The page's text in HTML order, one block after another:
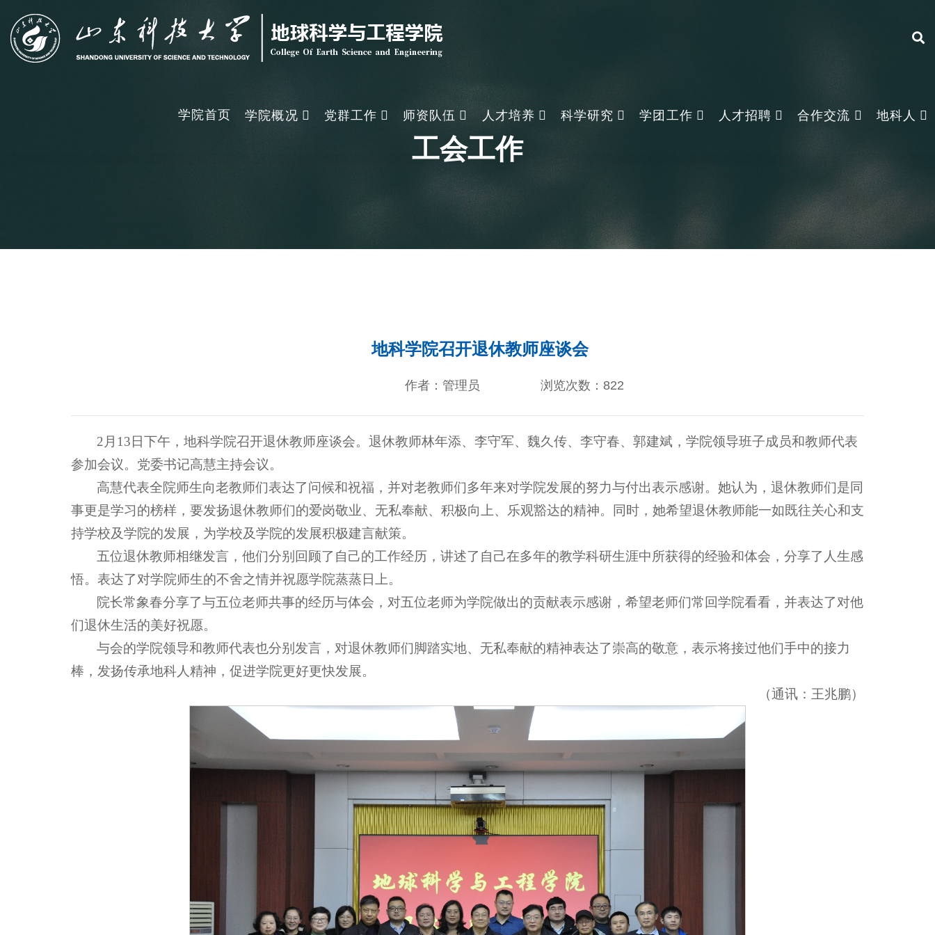
学院首页 学院概况 党群工作 师资队伍 人才培养 科学研究 学团工作 人才招聘 合作交流 地科人
工会工作
地科学院召开退休教师座谈会
作者：管理员 浏览次数： 822
2月13日下午，地科学院召开退休教师座谈会。退休教师林年添、李守军、魏久传、李守春、郭建斌，学院领导班子成员和教师代表
参加会议。党委书记高慧主持会议。
高慧代表全院师生向老教师们表达了问候和祝福，并对老教师们多年来对学院发展的努力与付出表示感谢。她认为，退休教师们是同
事更是学习的榜样，要发扬退休教师们的爱岗敬业、无私奉献、积极向上、乐观豁达的精神。同时，她希望退休教师能一如既往关心和支
持学校及学院的发展，为学校及学院的发展积极建言献策。
五位退休教师相继发言，他们分别回顾了自己的工作经历，讲述了自己在多年的教学科研生涯中所获得的经验和体会，分享了人生感
悟。表达了对学院师生的不舍之情并祝愿学院蒸蒸日上。
院长常象春分享了与五位老师共事的经历与体会，对五位老师为学院做出的贡献表示感谢，希望老师们常回学院看看，并表达了对他
们退休生活的美好祝愿。
与会的学院领导和教师代表也分别发言，对退休教师们脚踏实地、无私奉献的精神表达了崇高的敬意，表示将接过他们手中的接力
棒，发扬传承地科人精神，促进学院更好更快发展。
（通讯：王兆鹏）